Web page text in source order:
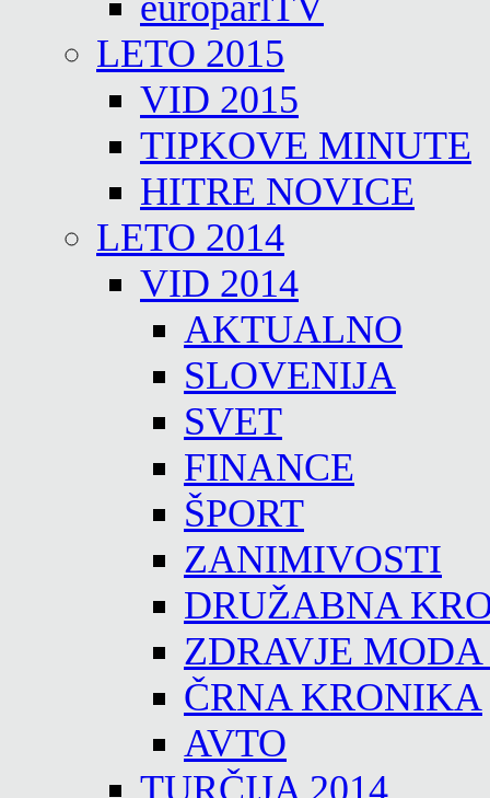
LETO 2015
VID 2015
TIPKOVE MINUTE
HITRE NOVICE
LETO 2014
VID 2014
AKTUALNO
SLOVENIJA
SVET
FINANCE
ŠPORT
ZANIMIVOSTI
DRUŽABNA
ZDRAVJE
ČRNA KRONIKA
AVTO
TURČIJA 2014